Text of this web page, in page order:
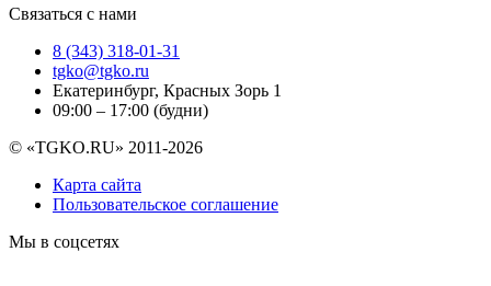
Связаться с нами
8 (343) 318-01-31
tgko@tgko.ru
Екатеринбург, Красных Зорь 1
09:00 – 17:00 (будни)
© «TGKO.RU» 2011-2026
Карта сайта
Пользовательское соглашение
Мы в соцсетях